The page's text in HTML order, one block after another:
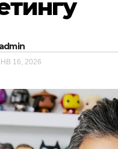
admin
16, 2026